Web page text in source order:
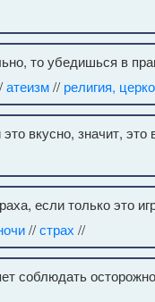
то убедишься в
атеизм// религия,
вкусно, значит, это
если только это
//страх //
соблюдать